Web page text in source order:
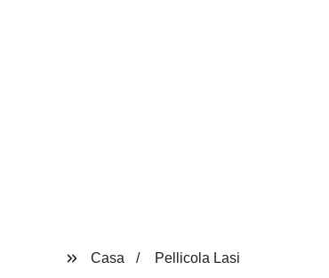
Casa Pellicola Lasi